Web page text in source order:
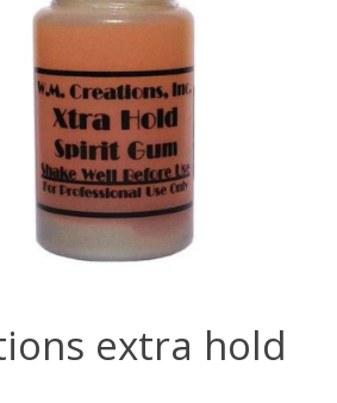
extra hold